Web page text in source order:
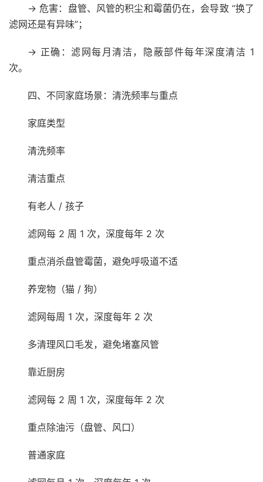
→ 危害：盘管、风管的积尘和霉菌仍在，会导致 “换了
滤网还是有异味”；
→ 正确：滤网每月清洁，隐蔽部件每年深度清洁 1
次。
四、不同家庭场景：清洗频率与重点
家庭类型
清洗频率
清洁重点
有老人 / 孩子
滤网每 2 周 1 次，深度每年 2 次
重点消杀盘管霉菌，避免呼吸道不适
养宠物（猫 / 狗）
滤网每周 1 次，深度每年 2 次
多清理风口毛发，避免堵塞风管
靠近厨房
滤网每 2 周 1 次，深度每年 2 次
重点除油污（盘管、风口）
普通家庭